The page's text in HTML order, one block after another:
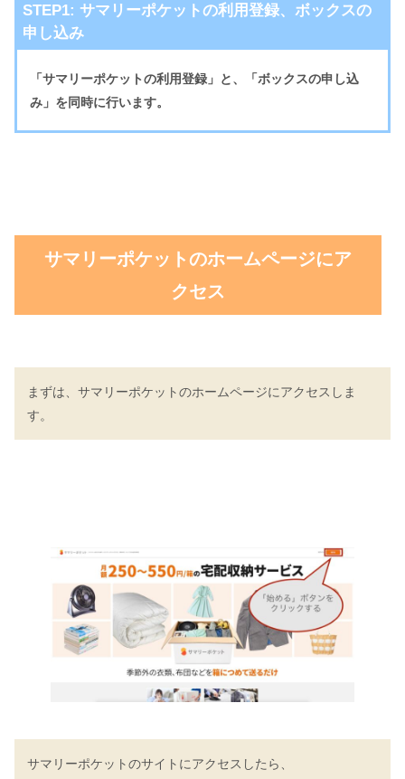
STEP1: サマリーポケットの利用登録、ボックスの
申し込み
「サマリーポケットの利用登録」と、「ボックスの申し込
み」を同時に行います。
サマリーポケットのホームページにア
クセス
まずは、サマリーポケットのホームページにアクセスしま
す。
サマリーポケットのサイトにアクセスしたら、